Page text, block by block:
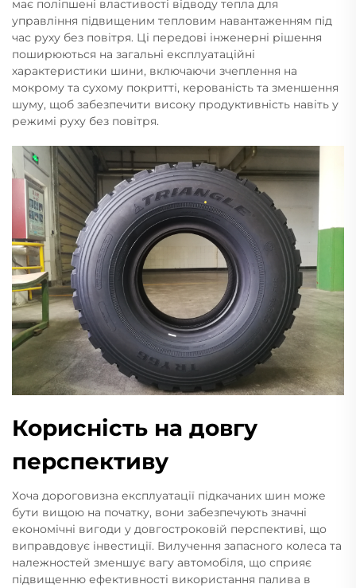
має поліпшені властивості відводу тепла для
управління підвищеним тепловим навантаженням під
час руху без повітря. Ці передові інженерні рішення
поширюються на загальні експлуатаційні
характеристики шини, включаючи зчеплення на
мокрому та сухому покритті, керованість та зменшення
шуму, щоб забезпечити високу продуктивність навіть у
режимі руху без повітря.
Корисність на довгу
перспективу
Хоча дороговизна експлуатації підкачаних шин може
бути вищою на початку, вони забезпечують значні
економічні вигоди у довгостроковій перспективі, що
виправдовує інвестиції. Вилучення запасного колеса та
належностей зменшує вагу автомобіля, що сприяє
підвищенню ефективності використання палива в